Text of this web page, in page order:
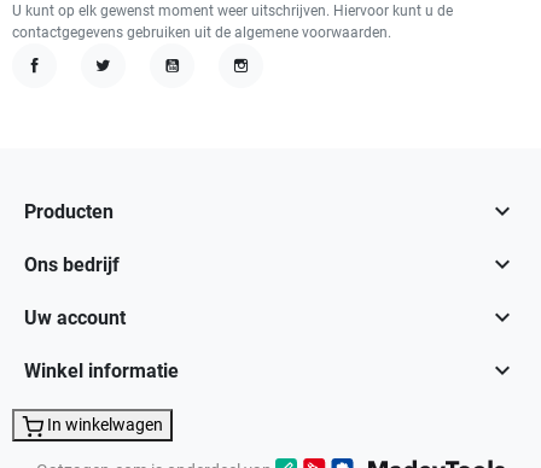
U kunt op elk gewenst moment weer uitschrijven. Hiervoor kunt u de
contactgegevens gebruiken uit de algemene voorwaarden.
Producten 
Ons bedrijf 
Uw account 
Winkel informatie 
In winkelwagen